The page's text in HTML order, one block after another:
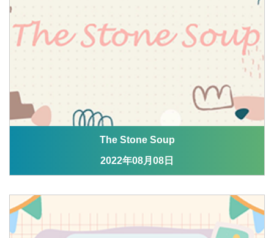
The Stone Soup
2022年08月08日